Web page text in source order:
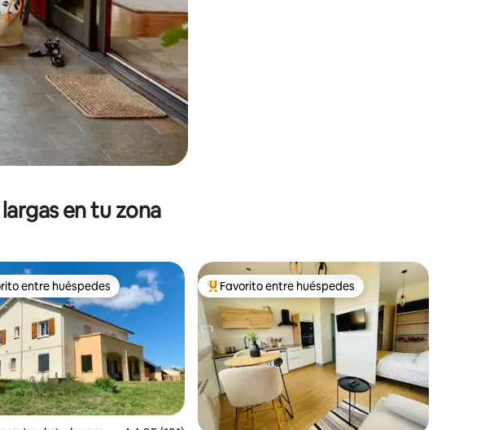
en tu zona
en Favorito entre huéspedes
entre huéspedes De los mejores en Favorito entre huéspedes
Favorito entre huéspedes